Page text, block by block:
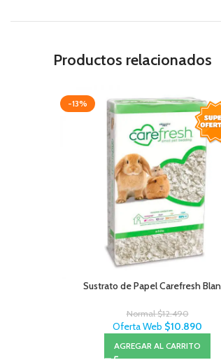
Productos relacionados
-13%
Sustrato de Papel Carefresh
Normal$12.490
Oferta Web $10.890
AGREGAR AL CARRITO